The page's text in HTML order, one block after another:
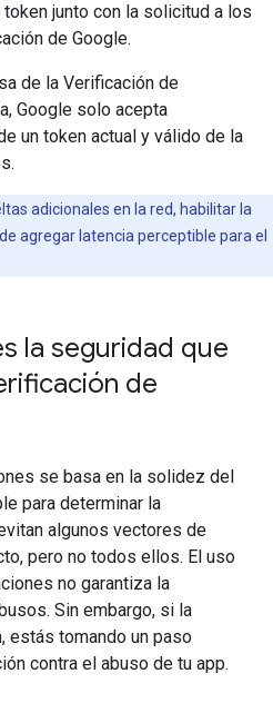
junto con la solicitud a los
de Google.
de la Verificación de
Google solo acepta
un token actual y válido de la
adicionales en la red, habilitar la
agregar latencia perceptible para el
la seguridad que
de
se basa en la solidez del
para determinar la
algunos vectores de
pero no todos ellos. El uso
no garantiza la
Sin embargo, si la
estás tomando un paso
contra el abuso de tu app.